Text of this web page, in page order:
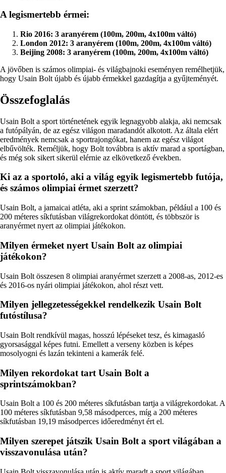
A legismertebb érmei:
Rio 2016: 3 aranyérem (100m, 200m, 4x100m váltó)
London 2012: 3 aranyérem (100m, 200m, 4x100m váltó)
Beijing 2008: 3 aranyérem (100m, 200m, 4x100m váltó)
A jövőben is számos olimpiai- és világbajnoki eseményen remélhetjük,
hogy Usain Bolt újabb és újabb érmekkel gazdagítja a gyűjteményét.
Összefoglalás
Usain Bolt a sport történetének egyik legnagyobb alakja, aki nemcsak
a futópályán, de az egész világon maradandót alkotott. Az általa elért
eredmények nemcsak a sportrajongókat, hanem az egész világot
elbűvölték. Reméljük, hogy Bolt továbbra is aktív marad a sportágban,
és még sok sikert sikerül elérnie az elkövetkező években.
Ki az a sportoló, aki a világ egyik legismertebb futója,
és számos olimpiai érmet szerzett?
Usain Bolt, a jamaicai atléta, aki a sprint számokban, például a 100 és
200 méteres síkfutásban világrekordokat döntött, és többször is
aranyérmet nyert az olimpiai játékokon.
Milyen érmeket nyert Usain Bolt az olimpiai
játékokon?
Usain Bolt összesen 8 olimpiai aranyérmet szerzett a 2008-as, 2012-es
és 2016-os nyári olimpiai játékokon, ahol részt vett.
Milyen jellegzetességekkel rendelkezik Usain Bolt
futóstílusa?
Usain Bolt rendkívül magas, hosszú lépéseket tesz, és kimagasló
gyorsasággal képes futni. Emellett a verseny közben is képes
mosolyogni és lazán tekinteni a kamerák felé.
Milyen rekordokat tart Usain Bolt a
sprintszámokban?
Usain Bolt a 100 és 200 méteres síkfutásban tartja a világrekordokat. A
100 méteres síkfutásban 9,58 másodperces, míg a 200 méteres
síkfutásban 19,19 másodperces időeredményt ért el.
Milyen szerepet játszik Usain Bolt a sport világában a
visszavonulása után?